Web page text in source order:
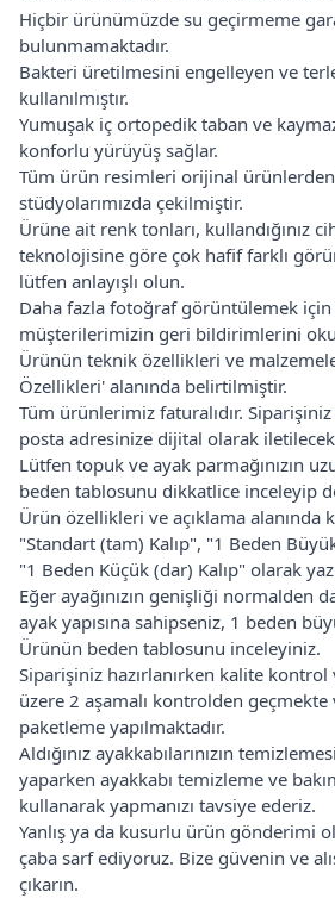
Hiçbir ürünümüzde su geçirmeme
bulunmamaktadır.
Bakteri üretilmesini engelleyen ve
kullanılmıştır.
Yumuşak iç ortopedik taban ve
konforlu yürüyüş sağlar.
Tüm ürün resimleri orijinal ürünlerden
stüdyolarımızda çekilmiştir.
Ürüne ait renk tonları, kullandığınız
teknolojisine göre çok hafif farklı
lütfen anlayışlı olun.
Daha fazla fotoğraf görüntülemek için
müşterilerimizin geri bildirimlerini
Ürünün teknik özellikleri ve
Özellikleri' alanında belirtilmiştir.
Tüm ürünlerimiz faturalıdır. Siparişiniz
posta adresinize dijital olarak
Lütfen topuk ve ayak parmağınızın
beden tablosunu dikkatlice inceleyip
Ürün özellikleri ve açıklama alanında
"Standart (tam) Kalıp", "1 Beden
"1 Beden Küçük (dar) Kalıp" olarak
Eğer ayağınızın genişliği normalden
ayak yapısına sahipseniz, 1 beden
Ürünün beden tablosunu inceleyiniz.
Siparişiniz hazırlanırken kalite
üzere 2 aşamalı kontrolden
paketleme yapılmaktadır.
Aldığınız ayakkabılarınızın
yaparken ayakkabı temizleme ve
kullanarak yapmanızı tavsiye ederiz.
Yanlış ya da kusurlu ürün gönderimi
çaba sarf ediyoruz. Bize güvenin ve
çıkarın.